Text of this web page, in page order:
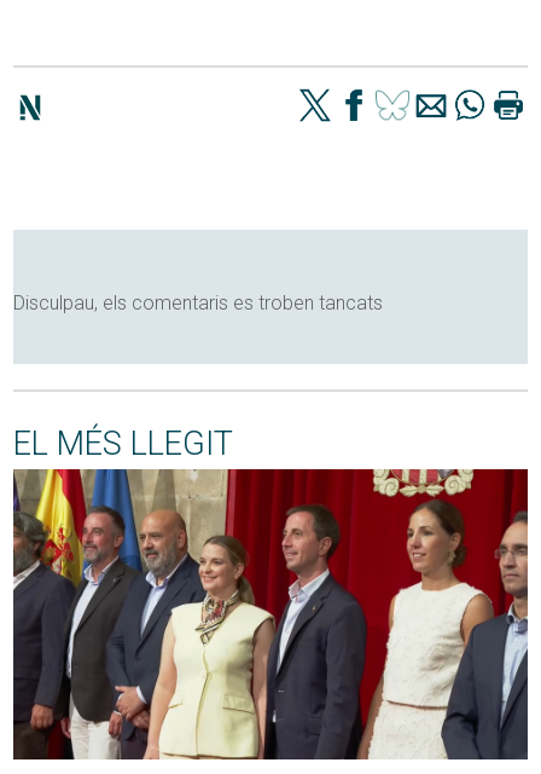
Disculpau, els comentaris es troben tancats
EL MÉS LLEGIT